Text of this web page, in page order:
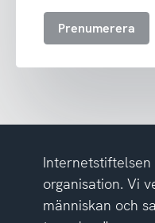
att
nyhetsbrev
tagit
av
integritetspolicyn
Prenumerera
organisation. Vi
människan och